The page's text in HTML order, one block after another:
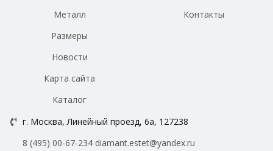
Металл
Размеры
Новости
Контакты
Карта сайта
Каталог
г. Москва, Линейный проезд, 6а, 127238
8 (495) 00-67-234 diamant.estet@yandex.ru